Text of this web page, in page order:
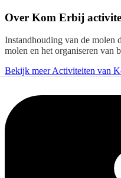
Over Kom Erbij
Instandhouding van de molen
molen en het organiseren van
Bekijk meer Activiteiten van